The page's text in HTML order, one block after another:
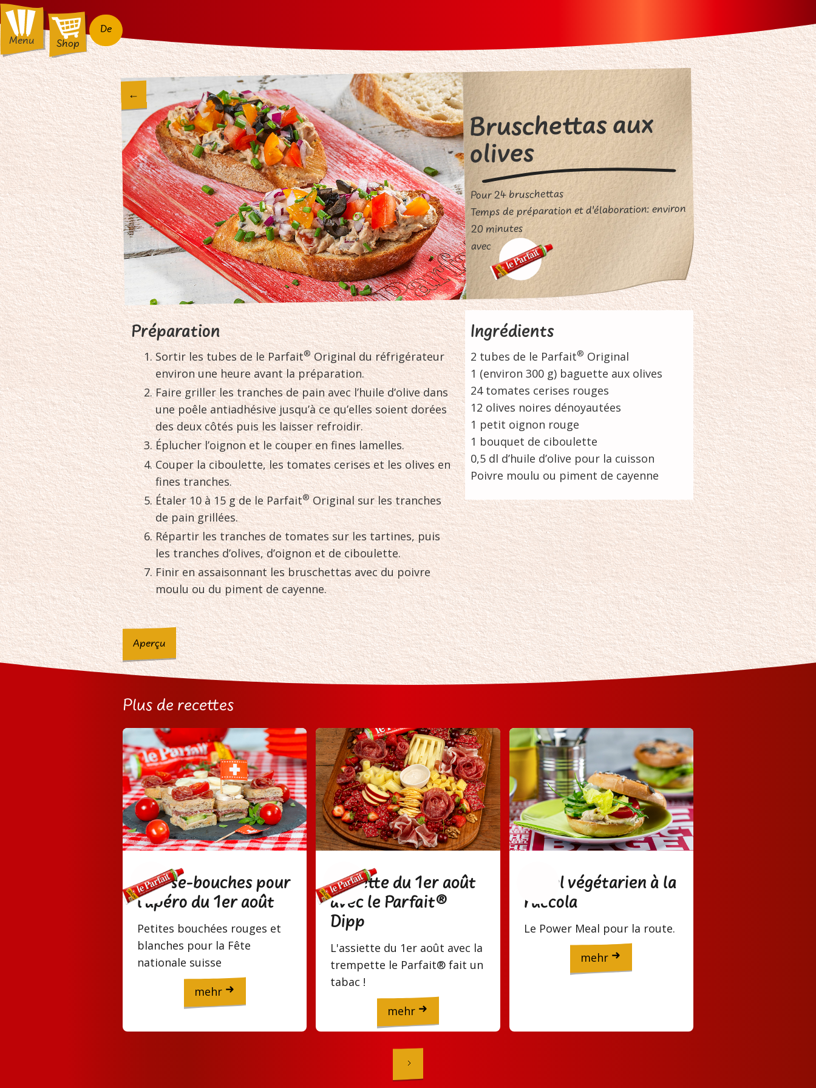
Menu Shop
De
Bruschettas aux
olives
Pour 24 bruschettas
Temps de préparation et d'élaboration: environ
20 minutes
avec
←
Préparation
Sortir les tubes de le Parfait®Original du réfrigérateur
environ une heure avant la préparation.
Faire griller les tranches de pain avec l’huile d’olive dans
une poêle antiadhésive jusqu’à ce qu’elles soient dorées
des deux côtés puis les laisser refroidir.
Éplucher l’oignon et le couper en fines lamelles.
Couper la ciboulette, les tomates cerises et les olives en
fines tranches.
Étaler 10 à 15 g de le Parfait®Original sur les tranches
de pain grillées.
Répartir les tranches de tomates sur les tartines, puis
les tranches d’olives, d’oignon et de ciboulette.
Finir en assaisonnant les bruschettas avec du poivre
moulu ou du piment de cayenne.
Ingrédients
2 tubes de le Parfait® Original
1 (environ 300 g) baguette aux olives
24 tomates cerises rouges
12 olives noires dénoyautées
1 petit oignon rouge
1 bouquet de ciboulette
0,5 dl d’huile d’olive pour la cuisson
Poivre moulu ou piment de cayenne
Aperçu
Plus de recettes
Amuse-bouches pour
l’apéro du 1er août
Petites bouchées rouges et
blanches pour la Fête
nationale suisse
mehr
Assiette du 1er août
avec le Parfait®
Dipp
L'assiette du 1er août avec la
trempette le Parfait® fait un
tabac !
mehr
Bagel végétarien à la
ruccola
Le Power Meal pour la route.
mehr